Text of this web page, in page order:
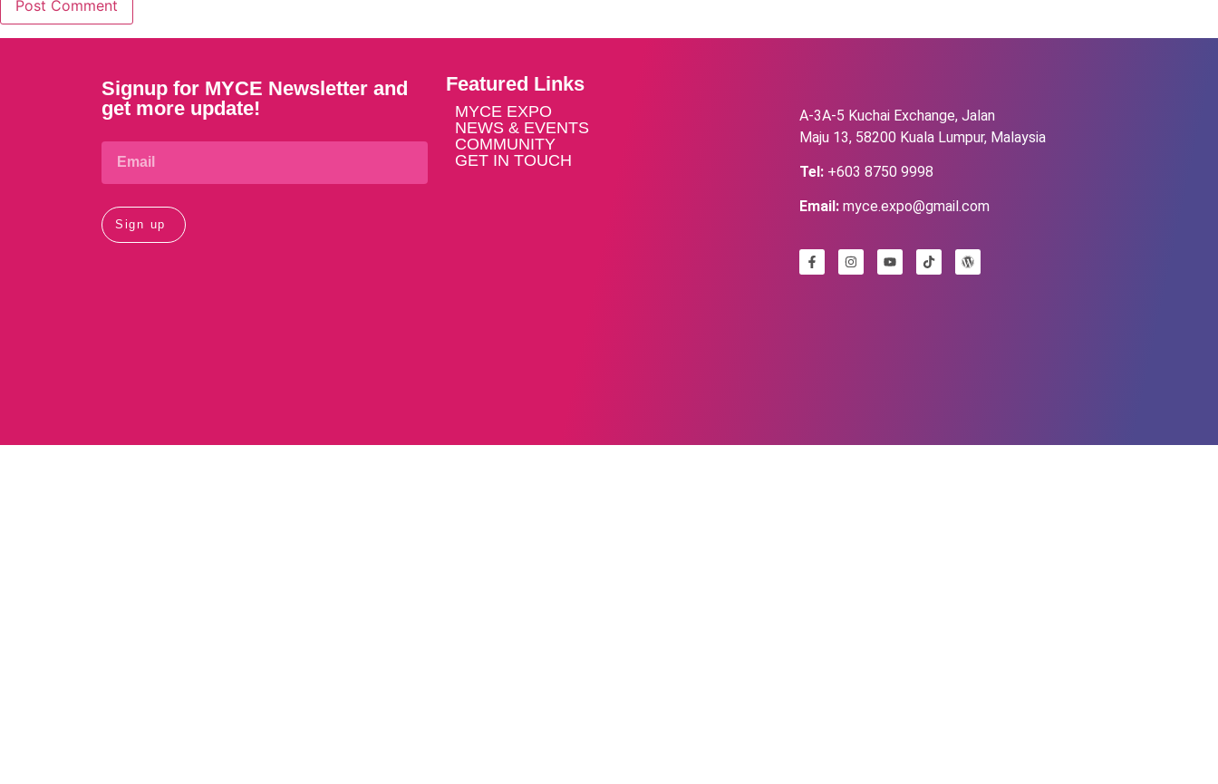
Signup for MYCE Newsletter and
get more update!
Sign up
Featured Links
MYCE EXPO
NEWS & EVENTS
COMMUNITY
GET IN TOUCH
A-3A-5 Kuchai Exchange, Jalan
Maju 13, 58200 Kuala Lumpur, Malaysia
Tel: +603 8750 9998
Email: myce.expo@gmail.com